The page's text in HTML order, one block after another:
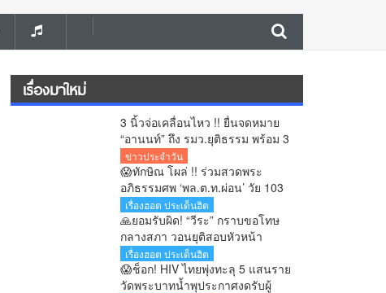
เรื่องมาใหม่
3 นิ้วจ่อเคลื่อนไหว !! ยื่นจดหมาย
“อานนท์” ถึง รมว.ยุติธรรม พร้อม 3
ข้อเรียกร้อง ระงับแยกขังนักโทษคดี
ม.112 หลังกรมคุกแจงแค่ลดการ
แออัด
ข่าวประจำวัน
😱ทักษิณ โผล่ !! ร่วมสวดพระ
อภิธรรมศพ ‘พล.ต.ท.ผ่อน’ วัย 103
ปี บิดาเมียเศรษฐา
เรื่องฮอต ประเด็นฮิต
🙏ยอมรับผิด! “วีระ” กราบขอโทษ
กลางสภา วอนยุติสอบหัวหน้า
อุทยานสิมิลัน รับจำปีเข้าพักคลาด
เคลื่อน
เรื่องฮอต ประเด็นฮิต
😱ช็อก! HIV ไทยพุ่งทะลุ 5 แสนราย
วัดพระบาทน้ำพุประกาศงดรับผู้